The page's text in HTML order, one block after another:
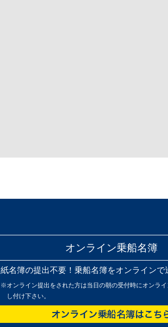
オンライン乗船名簿
紙名簿の提出不要！乗船名簿をオンラインで
※オンライン提出をされた方は当日の朝の受付時にオンライ
し付け下さい。